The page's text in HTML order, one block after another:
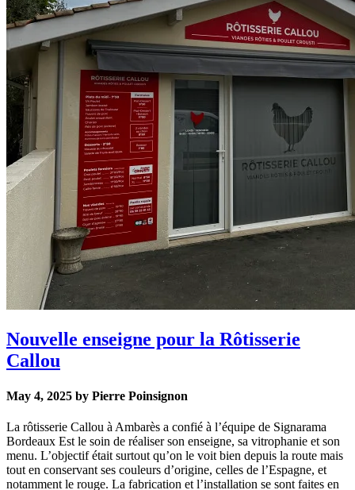
Nouvelle enseigne pour la Rôtisserie
Callou
May 4, 2025 by Pierre Poinsignon
La rôtisserie Callou à Ambarès a confié à l’équipe de Signarama
Bordeaux Est le soin de réaliser son enseigne, sa vitrophanie et son
menu. L’objectif était surtout qu’on le voit bien depuis la route mais
tout en conservant ses couleurs d’origine, celles de l’Espagne, et
notamment le rouge. La fabrication et l’installation se sont faites en